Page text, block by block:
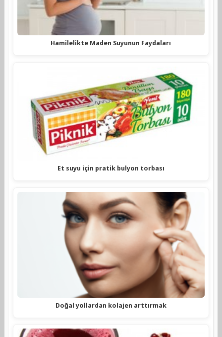
Hamilelikte Maden Suyunun Faydaları
Et suyu için pratik bulyon torbası
Doğal yollardan kolajen arttırmak